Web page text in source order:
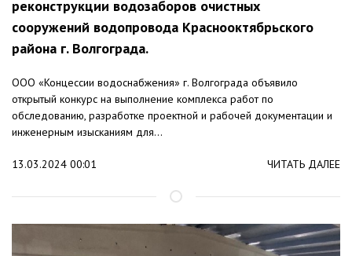
реконструкции водозаборов очистных
сооружений водопровода Краснооктябрьского
района г. Волгограда.
ООО «Концессии водоснабжения» г. Волгограда объявило
открытый конкурс на выполнение комплекса работ по
обследованию, разработке проектной и рабочей документации и
инженерным изысканиям для...
13.03.2024 00:01 ЧИТАТЬ ДАЛЕЕ